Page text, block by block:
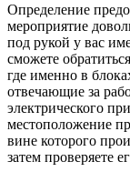
Определение
мероприятие
под рукой у вас
сможете
где именно в
отвечающие за
электрического
местоположение
вине которого
затем проверяете